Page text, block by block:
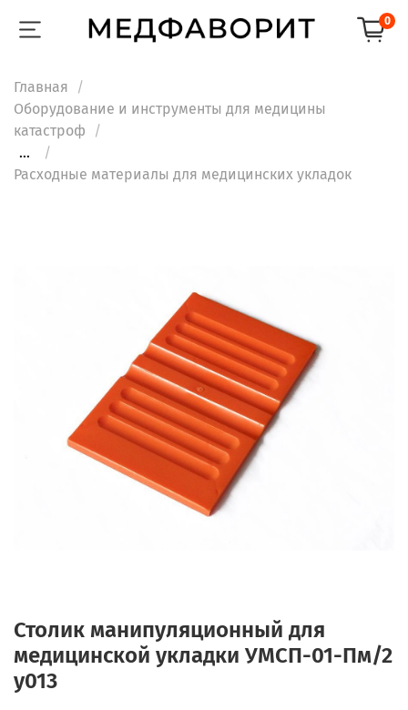
0
Главная
Оборудование и инструменты для медицины
катастроф
...
Расходные материалы для медицинских укладок
Столик манипуляционный для
медицинской укладки УМСП-01-Пм/2
у013